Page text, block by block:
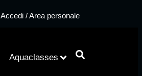
Accedi / Area personale
Aquaclasses